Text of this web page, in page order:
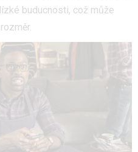
buducnosti, což může